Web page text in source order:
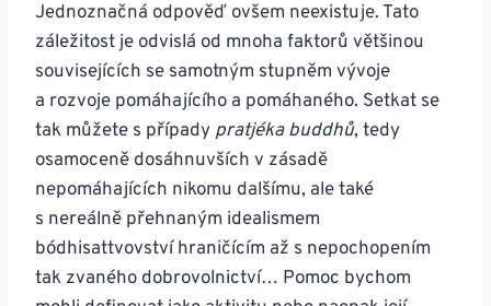
Jednoznačná odpověď ovšem neexistuje. Tato
záležitost je odvislá od mnoha faktorů většinou
souvisejících se samotným stupněm vývoje
a rozvoje pomáhajícího a pomáhaného. Setkat se
tak můžete s případy pratjéka buddhů, tedy
osamoceně dosáhnuvších v zásadě
nepomáhajících nikomu dalšímu, ale také
s nereálně přehnaným idealismem
bódhisattvovství hraničícím až s nepochopením
tak zvaného dobrovolnictví… Pomoc bychom